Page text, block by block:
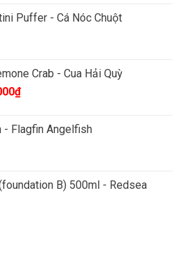
Puffer - Cá Nóc Chuột
Crab - Cua Hải Quỳ
₫Giá
là:
- Flagfin Angelfish
B) 500ml - Redsea